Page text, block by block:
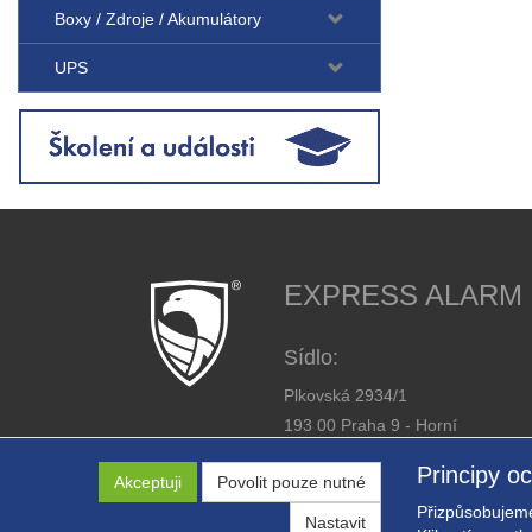
Akceptuji Povolit pouze nutné
Nastavit
Principy
Boxy / Zdroje / Akumulátory
UPS
EXPRESS ALARM
Sídlo:
Plkovská 2934/1
193 00 Praha 9 - Horní
IČ: 26446863
DIČ: CZ26446863